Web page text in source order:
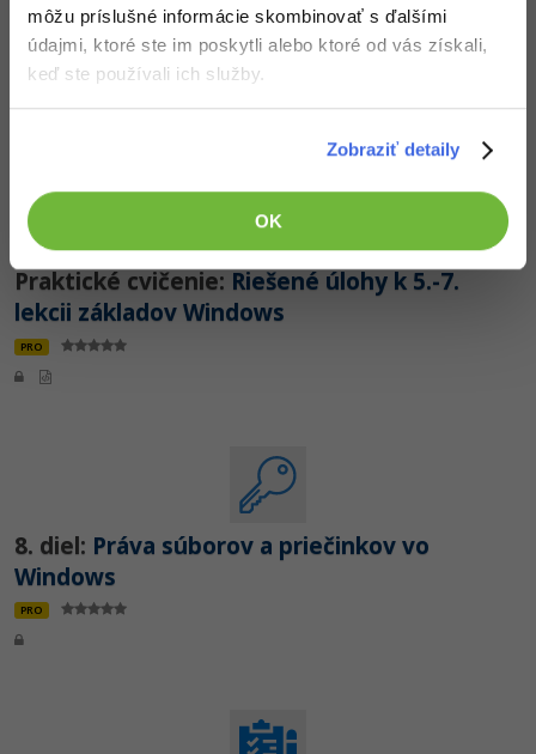
môžu príslušné informácie skombinovať s ďalšími
údajmi, ktoré ste im poskytli alebo ktoré od vás získali,
keď ste používali ich služby.
Zobraziť detaily
OK
7. diel: Zdieľanie vo Windows
PRO
Praktické cvičenie:Riešené úlohy k 5.-7.
lekcii základov Windows
PRO
8. diel: Práva súborov a priečinkov vo
Windows
PRO